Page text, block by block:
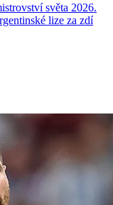
světa 2026.
lize za zdí